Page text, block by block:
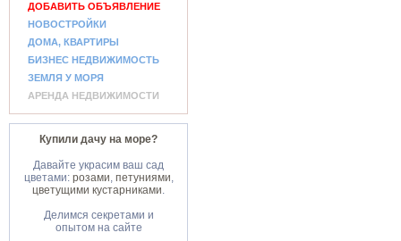
ДОБАВИТЬ ОБЪЯВЛЕНИЕ
НОВОСТРОЙКИ
ДОМА, КВАРТИРЫ
БИЗНЕС НЕДВИЖИМОСТЬ
ЗЕМЛЯ У МОРЯ
АРЕНДА НЕДВИЖИМОСТИ
Купили дачу на море?
Давайте украсим ваш сад
цветами: розами, петуниями,
цветущими кустарниками.
Делимся секретами и
опытом на сайте